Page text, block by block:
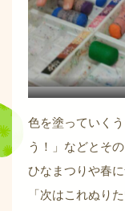
色を塗っていく
う！」などとそ
ひなまつりや春
「次はこれぬり